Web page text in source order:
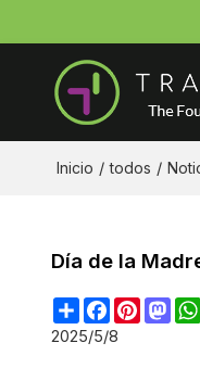
Inicio / todos /
Día de la
ShareFacebook
2025/5/8